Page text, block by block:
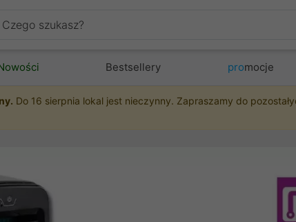
Bestsellery promocje
Do 16 sierpnia lokal jest nieczynny. Zapraszamy do